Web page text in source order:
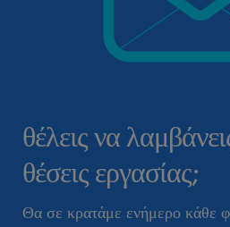
θέλεις να
θέσεις εργασίας;
Θα σε κρατάμε ενήμερο κάθε